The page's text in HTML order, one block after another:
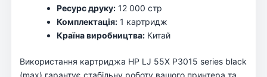
Ресурс друку: 12 000 стр
Комплектація: 1 картридж
Країна виробництва: Китай
Використання картриджа HP LJ 55X P3015 series black
(max) гарантує стабільну роботу вашого принтера та